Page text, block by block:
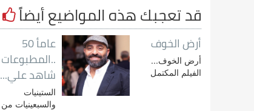
قد تعجبك هذه المواضيع أيضاً
أرض الخوف
أرض الخوف...
الفيلم المكتمل
عامأ 50
..المطبوعات
شاهد علي...
الستينيات
والسبعينيات من